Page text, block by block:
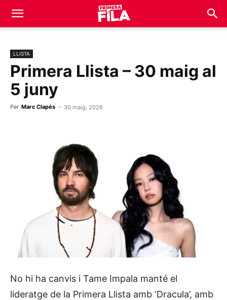
LLISTA
Primera Llista – 30 maig al
5 juny
Per Marc Clapés - 30 maig, 2026
No hi ha canvis i Tame Impala manté el
lideratge de la Primera Llista amb ‘Dracula’, amb